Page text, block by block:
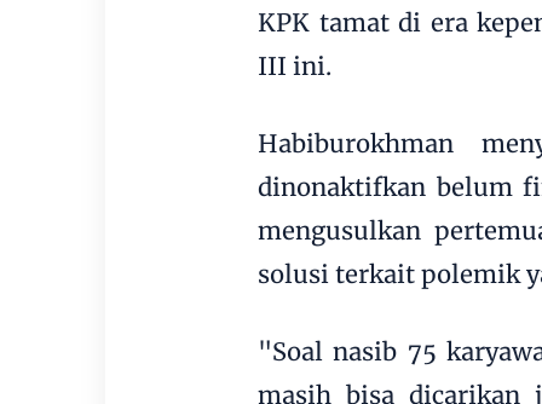
KPK tamat di era
III ini.
Habiburokhman
dinonaktifkan belum
mengusulkan
solusi terkait polemik
"Soal nasib 75
masih bisa dicarikan